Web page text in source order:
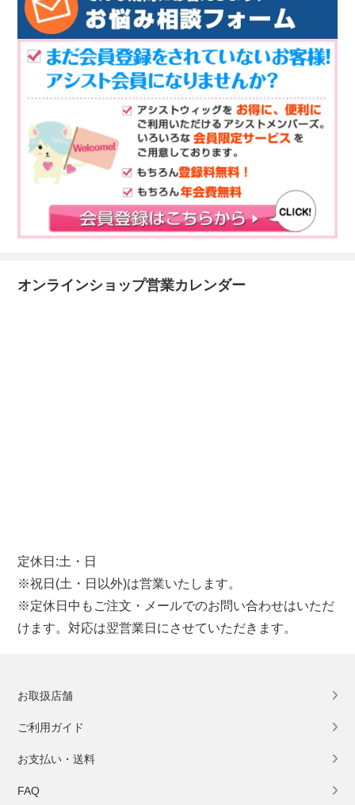
オンラインショップ営業カレンダー
定休日:土・日
※祝日(土・日以外)は営業いたします。
※定休日中もご注文・メールでのお問い合わせはいただ
けます。対応は翌営業日にさせていただきます。
お取扱店舗
ご利用ガイド
お支払い・送料
FAQ